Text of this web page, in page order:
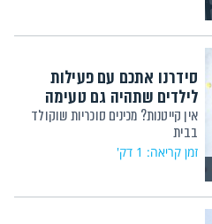
סידרנו אתכם עם פעילות
לילדים שתהיה גם טעימה
אין קייטנות? מכינים סוכריות שוקולד
בבית
זמן קריאה: 1 דק'